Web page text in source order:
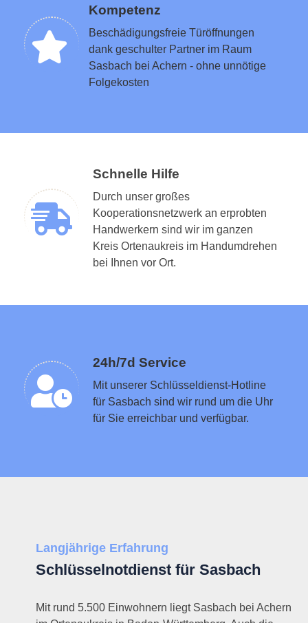
Kompetenz
Beschädigungsfreie Türöffnungen
dank geschulter Partner im Raum
Sasbach bei Achern - ohne unnötige
Folgekosten
Schnelle Hilfe
Durch unser großes
Kooperationsnetzwerk an erprobten
Handwerkern sind wir im ganzen
Kreis Ortenaukreis im Handumdrehen
bei Ihnen vor Ort.
24h/7d Service
Mit unserer Schlüsseldienst-Hotline
für Sasbach sind wir rund um die Uhr
für Sie erreichbar und verfügbar.
Schlüsseldienst in der Nähe vermitteln
Langjährige Erfahrung
Schlüsselnotdienst für Sasbach
Mit rund 5.500 Einwohnern liegt Sasbach bei Achern